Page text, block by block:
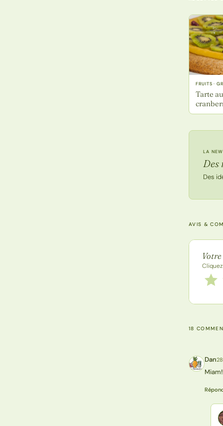
FRUITS ·
Tarte
LA
Des
Des
AVIS &
Note
1
18
D Dan